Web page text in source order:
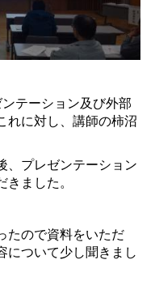
テーション及び外部
れに対し、講師の柿沼
、プレゼンテーション
ました。
たので資料をいただ
について少し聞きまし